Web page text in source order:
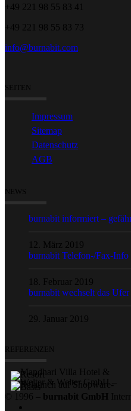
+49 221 98 55 83 41
+49 221 98 55 83 73
info@burnabit.com
SEITEN
Impressum
Sitemap
Datenschutz
AGB
NEWS
burnabit informiert –
12. März 2019
burnabit Telefon-/Fax-Info
18. Februar 2019
burnabit wechselt das Ufer
29. Januar 2019
REFERENZEN
© 1996 – burnabit GmbH